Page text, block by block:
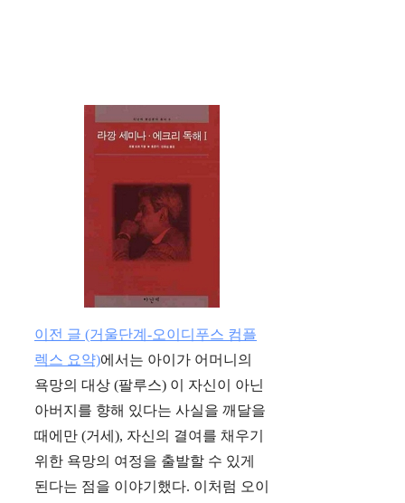
이전 글 (거울단계-오이디푸스 컴플
렉스 요약)에서는 아이가 어머니의
욕망의 대상 (팔루스) 이 자신이 아닌
아버지를 향해 있다는 사실을 깨달을
때에만 (거세), 자신의 결여를 채우기
위한 욕망의 여정을 출발할 수 있게
된다는 점을 이야기했다. 이처럼 오이